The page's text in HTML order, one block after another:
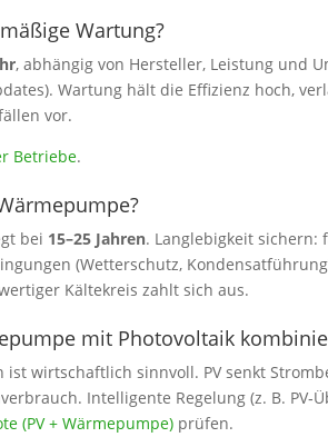
Wartung?
, abhängig von Hersteller, Leistung und
Wartung hält die Effizienz hoch,
vor.
Betriebe.
bei 15–25 Jahren. Langlebigkeit sichern:
(Wetterschutz,
Kältekreis zahlt sich aus.
mit Photovoltaik
wirtschaftlich sinnvoll. PV senkt
Intelligente Regelung (z. B.
(PV + Wärmepumpe) prüfen.